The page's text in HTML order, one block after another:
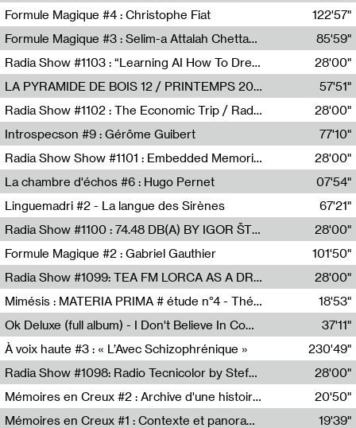
Radio One NZ
Formule Magique #4 : Christophe Fiat
Nathalie Lacroix
122'57"
Formule Magique #3 : Selim-a Attalah Chettaoui
Nathalie Lacroix,Selim-a Attalah Chettaoui
85'59"
Radia Show #1103 : “Learning AI How To Dream” by Sebastian Dingens (Radio Campus Bruxelles)
Radio Campus Bruxelles
28'00"
LA PYRAMIDE DE BOIS 12 / PRINTEMPS 2026
Sammy Stein
57'51"
Radia Show #1102 : The Economic Trip / Radio Grenouille
Radio Grenouille
28'00"
Introspecson #9 : Gérôme Guibert
Pierre Henry,Gérôme Guibert
77'10"
Radia Show Show #1101 : Embedded Memories by Jimmy Peggie / radioart106
Jimmy Peggie,radioart106
28'00"
La chambre d'échos #6 : Hugo Pernet
Revue Les Chambres,Hugo Pernet
07'54"
Linguemadri #2 - La langue des Sirènes
Meris Angioletti
67'21"
Radia Show #1100 : 74.48 DB(A) BY IGOR ŠTROMAJER FOR RADIO X
radio x
28'00"
Formule Magique #2 : Gabriel Gauthier
Nathalie Lacroix,Gabriel Gauthier
101'50"
Radia Show #1099: TEA FM LORCA AS A DREAM
TEAFM
28'00"
Mimésis : MATERIA PRIMA # étude n°4 - Théâtre de l’Aquarium
Francesco Russo,Scuola della Crisi
18'53"
Ok Deluxe (full album) - I Don't Believe In Computing
37'11"
À voix haute #3 : « L’Avec Schizophrénique »
230'49"
Radia Show #1098: Radio Tecnicolor by Stefan Nussbaumer & Georg Zichy (Radio Orange 94.0)
Radio Orange 94.0
28'00"
Mémoires en Creux #2 : Archive d'une histoire artistique
Sophie Auger-Grappin
20'50"
Mémoires en Creux #1 : Contexte et panorama
19'39"